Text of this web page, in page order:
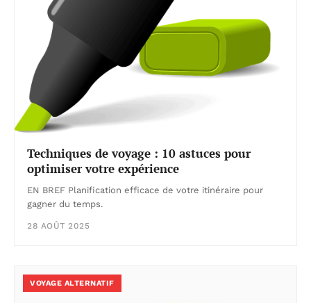
Techniques de voyage : 10 astuces pour
optimiser votre expérience
EN BREF Planification efficace de votre itinéraire pour
gagner du temps.
28 AOÛT 2025
VOYAGE ALTERNATIF